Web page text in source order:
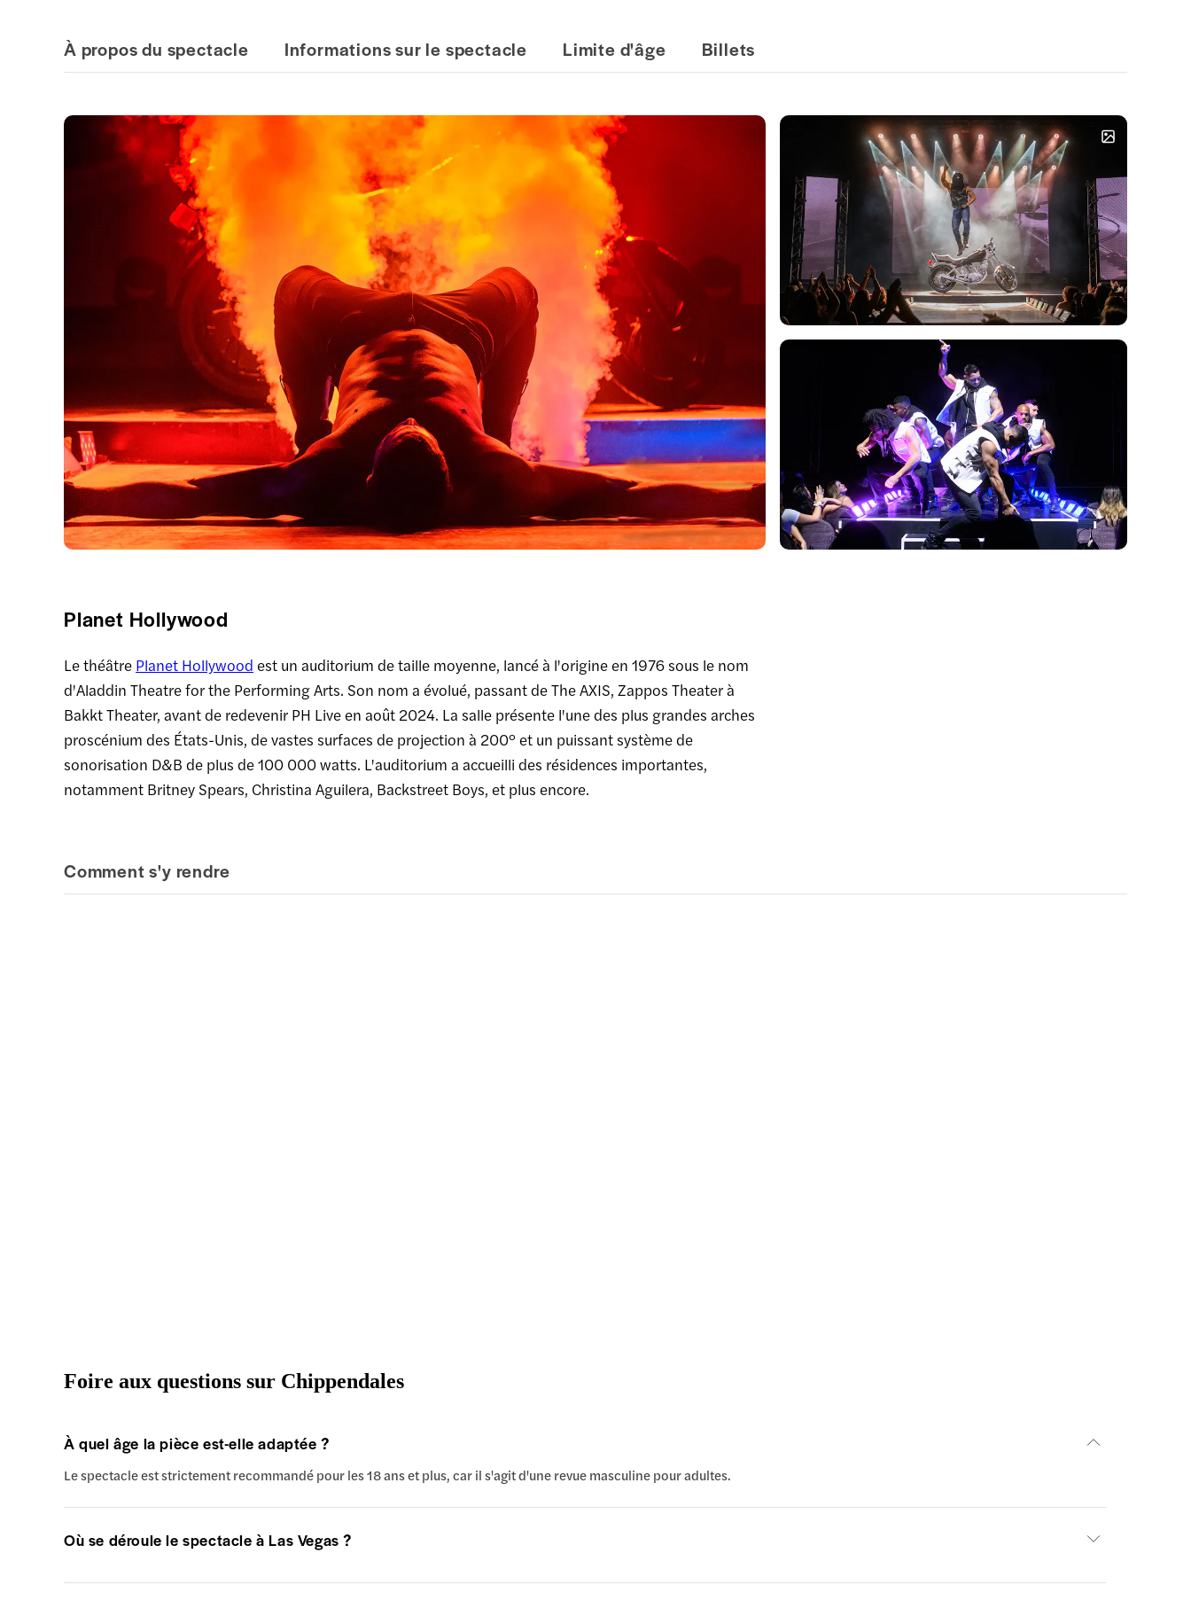
À propos du spectacle Informations sur le spectacle Limite d'âge Billets
Planet Hollywood
Le théâtre Planet Hollywood est un auditorium de taille moyenne, lancé à l'origine en 1976 sous le nom
d'Aladdin Theatre for the Performing Arts. Son nom a évolué, passant de The AXIS, Zappos Theater à
Bakkt Theater, avant de redevenir PH Live en août 2024. La salle présente l'une des plus grandes arches
proscénium des États-Unis, de vastes surfaces de projection à 200° et un puissant système de
sonorisation D&B de plus de 100 000 watts. L'auditorium a accueilli des résidences importantes,
notamment Britney Spears, Christina Aguilera, Backstreet Boys, et plus encore.
Comment s'y rendre
Foire aux questions sur Chippendales
À quel âge la pièce est-elle adaptée ?
Le spectacle est strictement recommandé pour les 18 ans et plus, car il s'agit d'une revue masculine pour adultes.
Où se déroule le spectacle à Las Vegas ?